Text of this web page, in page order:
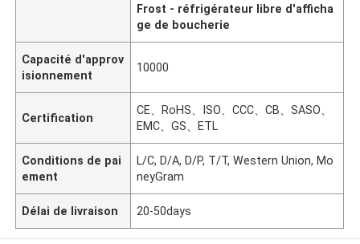
Frost - réfrigérateur libre d'afficha
ge de boucherie
Capacité d'approv
isionnement
10000
Certification
CE、RoHS、ISO、CCC、CB、SASO、
EMC、GS、ETL
Conditions de pai
ement
L/C, D/A, D/P, T/T, Western Union, Mo
neyGram
Délai de livraison 20-50days